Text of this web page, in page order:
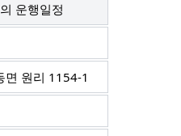
운행일정
면 원리 1154-1